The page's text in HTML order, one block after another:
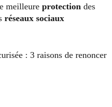
meilleure protection des
réseaux sociaux